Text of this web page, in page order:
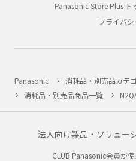
Panasonic Store Plus ト
プライバ
Panasonic
消耗品・別売品カテ
消耗品・別売品商品一覧
法人向け製品・ソリュー
CLUB Panasonic会員が